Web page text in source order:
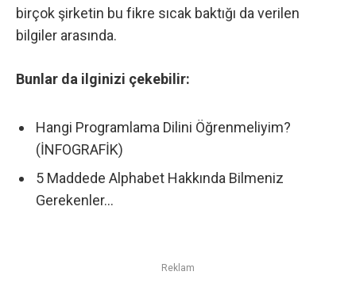
birçok şirketin bu fikre sıcak baktığı da verilen
bilgiler arasında.
Bunlar da ilginizi çekebilir:
Hangi Programlama Dilini Öğrenmeliyim?
(İNFOGRAFİK)
5 Maddede Alphabet Hakkında Bilmeniz
Gerekenler…
Reklam